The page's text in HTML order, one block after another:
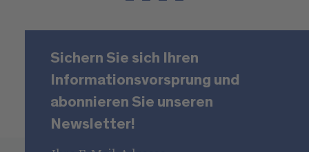
Sichern Sie sich Ihren
Informationsvorsprung und
abonnieren Sie unseren
Newsletter!